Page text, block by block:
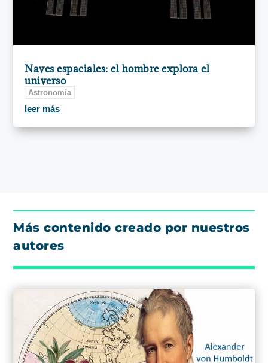
Naves espaciales: el hombre explora el
universo
Astronomía
leer más
Más contenido creado por nuestros
autores